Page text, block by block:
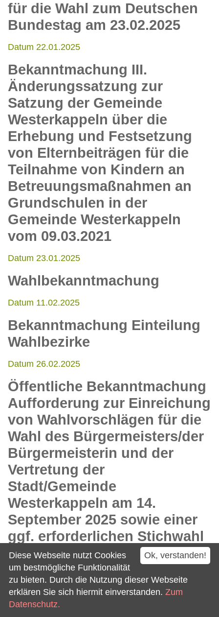
für die Wahl zum Deutschen
Bundestag am 23.02.2025
Datum 22.01.2025
Bekanntmachung III.
Änderungssatzung zur
Satzung der Gemeinde
Westerkappeln über die
Erhebung und Festsetzung
von Elternbeiträgen für die
Teilnahme von Kindern an
Betreuungsmaßnahmen an
Grundschulen in der
Gemeinde Westerkappeln
vom 09.03.2021
Datum 23.01.2025
Wahlbekanntmachung
Datum 11.02.2025
Bekanntmachung Einteilung
Wahlbezirke
Datum 26.02.2025
Öffentliche Bekanntmachung
Aufforderung zur Einreichung
von Wahlvorschlägen für die
Wahl des Bürgermeisters/der
Bürgermeisterin und der
Vertretung der
Stadt/Gemeinde
Westerkappeln am 14.
September 2025 sowie einer
ggf. erforderlichen Stichwahl
am 28. September 2025
Datum 03.04.2025
Bekanntmachung
Ok, verstanden!
Diese Webseite nutzt Cookies
um bestmögliche Funktionalität
zu bieten. Durch die Nutzung dieser Webseite
erklären Sie sich hiermit einverstanden. Zum
Datenschutz.